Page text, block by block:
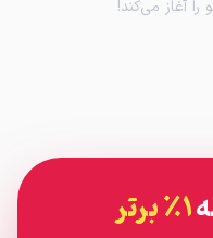
را آغاز می‌کند!
۱٪ برتر